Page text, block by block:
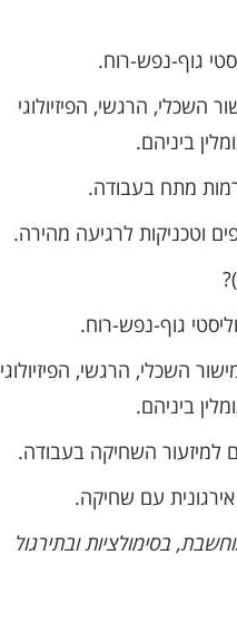
גוף-נפש-רוח.
הרגשי, הפיזיולוגי
ביניהם.
מתח בעבודה.
וטכניקות לרגיעה מהירה.
גוף-נפש-רוח.
השכלי, הרגשי, הפיזיולוגי
ביניהם.
למיזעור השחיקה בעבודה.
עם שחיקה.
בסימולציות ובתירגול